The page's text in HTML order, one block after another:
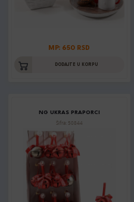
MP: 650 RSD
DODAJTE U KORPU
NG UKRAS PRAPORCI
Šifra: 50844